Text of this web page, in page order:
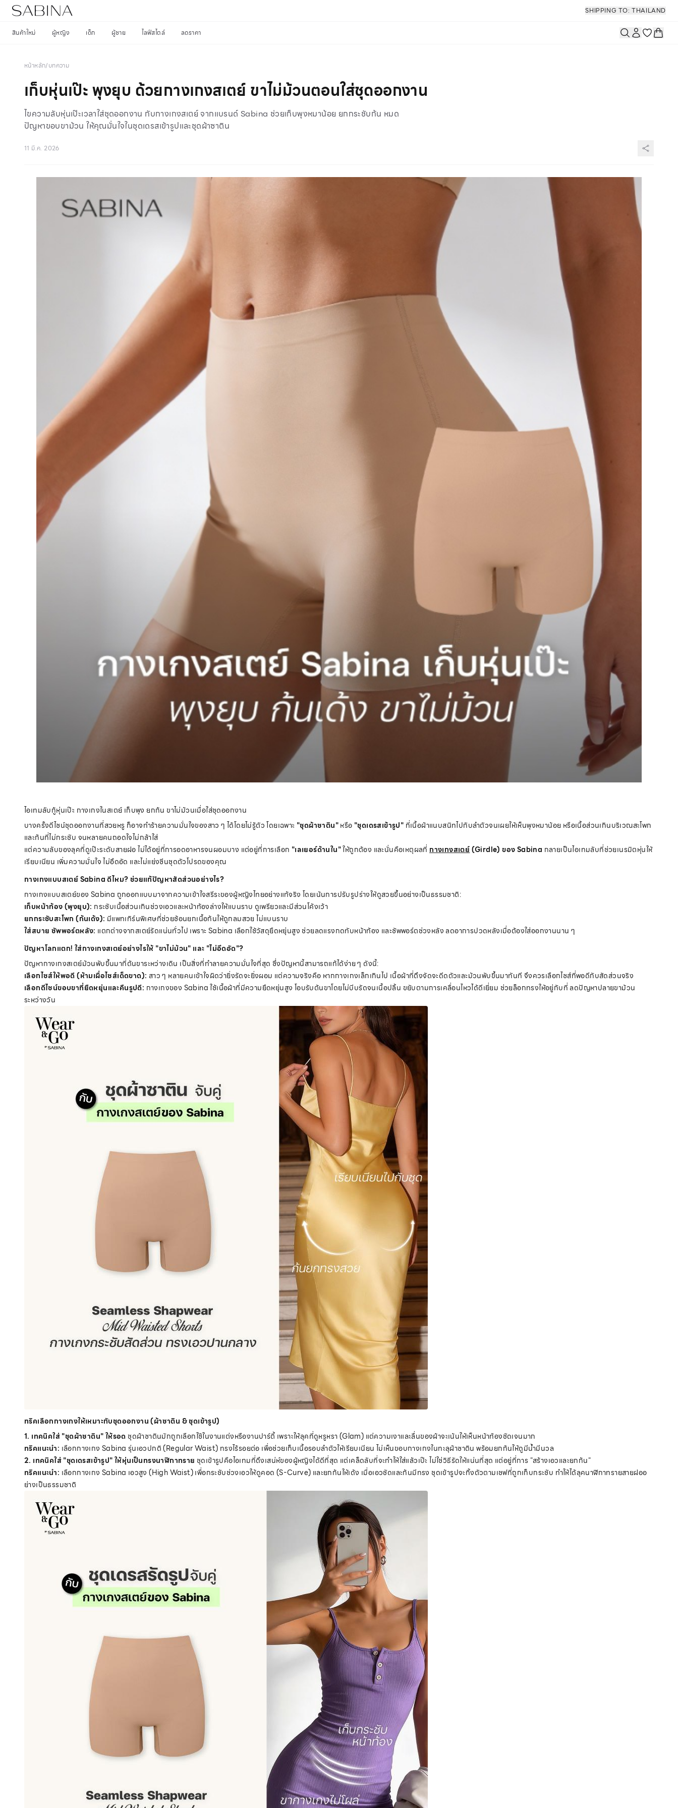
SHIPPING TO: THAILAND
สินค้าใหม่ ผู้หญิง เด็ก ผู้ชาย ไลฟ์สไตล์ ลดราคา
หน้าหลัก/บทความ
เก็บหุ่นเป๊ะ พุงยุบ ด้วยกางเกงสเตย์ ขาไม่ม้วนตอนใส่ชุดออกงาน
ไขความลับหุ่นเป๊ะเวลาใส่ชุดออกงาน กับกางเกงสเตย์ จากแบรนด์ Sabina ช่วยเก็บพุงหมาน้อย ยกกระชับก้น หมด
ปัญหาขอบขาม้วน ให้คุณมั่นใจในชุดเดรสเข้ารูปและชุดผ้าซาติน
11 มี.ค. 2026
ไอเทมลับกู้หุ่นเป๊ะ กางเกงในสเตย์ เก็บพุง ยกก้น ขาไม่ม้วนเมื่อใส่ชุดออกงาน
บางครั้งดีไซน์ชุดออกงานที่สวยหรู ก็อาจทำร้ายความมั่นใจของสาว ๆ ได้โดยไม่รู้ตัว โดยเฉพาะ "ชุดผ้าซาติน"หรือ "ชุดเดรสเข้ารูป" ที่เนื้อผ้าแนบสนิทไปกับลำตัวจนเผยให้เห็นพุงหมาน้อย หรือเนื้อส่วนเกินบริเวณสะโพก
และก้นที่ไม่กระชับ จนหลายคนถอดใจไม่กล้าใส่
แต่ความลับของลุคที่ดูเป๊ะระดับสายฝอ ไม่ได้อยู่ที่การอดอาหารจนผอมบาง แต่อยู่ที่การเลือก "เลเยอร์ด้านใน"ให้ถูกต้อง และนั่นคือเหตุผลที่ กางเกงสเตย์(Girdle) ของ Sabina กลายเป็นไอเทมลับที่ช่วยเนรมิตหุ่นให้
เรียบเนียน เพิ่มความมั่นใจ ไม่อึดอัด และไม่แย่งซีนชุดตัวโปรดของคุณ
กางเกงแบบสเตย์ Sabina ดีไหม? ช่วยแก้ปัญหาสัดส่วนอย่างไร?
กางเกงแบบสเตย์ของ Sabina ถูกออกแบบมาจากความเข้าใจสรีระของผู้หญิงไทยอย่างแท้จริง โดยเน้นการปรับรูปร่างให้ดูสวยขึ้นอย่างเป็นธรรมชาติ:
เก็บหน้าท้อง (พุงยุบ): กระชับเนื้อส่วนเกินช่วงเอวและหน้าท้องล่างให้แบนราบ ดูเพรียวและมีส่วนโค้งเว้า
ยกกระชับสะโพก (ก้นเด้ง): มีแพทเทิร์นพิเศษที่ช่วยช้อนยกเนื้อก้นให้ดูกลมสวย ไม่แบนราบ
ใส่สบาย ซัพพอร์ตหลัง: แตกต่างจากสเตย์รัดแน่นทั่วไป เพราะ Sabina เลือกใช้วัสดุยืดหยุ่นสูง ช่วยลดแรงกดทับหน้าท้อง และซัพพอร์ตช่วงหลัง ลดอาการปวดหลังเมื่อต้องใส่ออกงานนาน ๆ
ปัญหาโลกแตก! ใส่กางเกงสเตย์อย่างไรให้ "ขาไม่ม้วน" และ "ไม่อึดอัด"?
ปัญหากางเกงสเตย์ม้วนพับขึ้นมาที่ต้นขาระหว่างเดิน เป็นสิ่งที่ทำลายความมั่นใจที่สุด ซึ่งปัญหานี้สามารถแก้ได้ง่าย ๆ ดังนี้:
เลือกไซส์ให้พอดี (ห้ามเผื่อไซส์เด็ดขาด): สาว ๆ หลายคนเข้าใจผิดว่ายิ่งรัดจะยิ่งผอม แต่ความจริงคือ หากกางเกงเล็กเกินไป เนื้อผ้าที่ตึงจัดจะดีดตัวและม้วนพับขึ้นมาทันที จึงควรเลือกไซส์ที่พอดีกับสัดส่วนจริง
เลือกดีไซน์ขอบขาที่ยืดหยุ่นและคืนรูปดี: กางเกงของ Sabina ใช้เนื้อผ้าที่มีความยืดหยุ่นสูง โอบรับต้นขาโดยไม่บีบรัดจนเนื้อปลิ้น ขยับตามการเคลื่อนไหวได้ดีเยี่ยม ช่วยล็อกทรงให้อยู่กับที่ ลดปัญหาปลายขาม้วน
ระหว่างวัน
ทริคเลือกกางเกงให้เหมาะกับชุดออกงาน (ผ้าซาติน & ชุดเข้ารูป)
1. เทคนิคใส่ "ชุดผ้าซาติน" ให้รอด ชุดผ้าซาตินมักถูกเลือกใช้ในงานแต่งหรืองานปาร์ตี้ เพราะให้ลุคที่ดูหรูหรา (Glam) แต่ความเงาและลื่นของผ้าจะเน้นให้เห็นหน้าท้องชัดเจนมาก
ทริคแนะนำ: เลือกกางเกง Sabina รุ่นเอวปกติ (Regular Waist) ทรงไร้รอยต่อ เพื่อช่วยเก็บเนื้อรอบลำตัวให้เรียบเนียน ไม่เห็นขอบกางเกงในทะลุผ้าซาติน พร้อมยกก้นให้ดูมีน้ำมีนวล
2. เทคนิคใส่ "ชุดเดรสเข้ารูป" ให้หุ่นเป็นทรงนาฬิกาทราย ชุดเข้ารูปคือไอเทมที่ดึงเสน่ห์ของผู้หญิงได้ดีที่สุด แต่เคล็ดลับที่จะทำให้ใส่แล้วเป๊ะ ไม่ใช่วิธีรัดให้แน่นที่สุด แต่อยู่ที่การ "สร้างเอวและยกก้น"
ทริคแนะนำ: เลือกกางเกง Sabina เอวสูง (High Waist) เพื่อกระชับช่วงเอวให้ดูคอด (S-Curve) และยกก้นให้เด้ง เมื่อเอวชัดและก้นมีทรง ชุดเข้ารูปจะทิ้งตัวตามเชฟที่ถูกเก็บกระชับ ทำให้ได้ลุคนาฬิกาทรายสายฝออ
ย่างเป็นธรรมชาติ